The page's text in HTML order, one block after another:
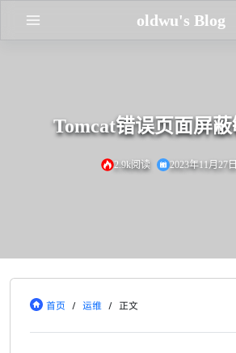
oldwu's Blog
Tomcat错误页面屏
2.9k阅读 2023年11月27日
首页 / 运维 / 正文